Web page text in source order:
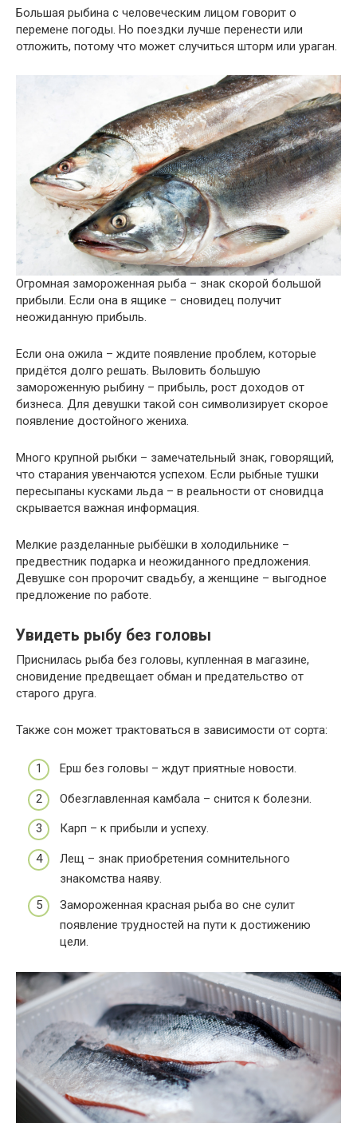
Большая рыбина с человеческим лицом говорит о
перемене погоды. Но поездки лучше перенести или
отложить, потому что может случиться шторм или ураган.
Огромная замороженная рыба – знак скорой большой
прибыли. Если она в ящике – сновидец получит
неожиданную прибыль.
Если она ожила – ждите появление проблем, которые
придётся долго решать. Выловить большую
замороженную рыбину – прибыль, рост доходов от
бизнеса. Для девушки такой сон символизирует скорое
появление достойного жениха.
Много крупной рыбки – замечательный знак, говорящий,
что старания увенчаются успехом. Если рыбные тушки
пересыпаны кусками льда – в реальности от сновидца
скрывается важная информация.
Мелкие разделанные рыбёшки в холодильнике –
предвестник подарка и неожиданного предложения.
Девушке сон пророчит свадьбу, а женщине – выгодное
предложение по работе.
Увидеть рыбу без головы
Приснилась рыба без головы, купленная в магазине,
сновидение предвещает обман и предательство от
старого друга.
Также сон может трактоваться в зависимости от сорта:
Ерш без головы – ждут приятные новости.
Обезглавленная камбала – снится к болезни.
Карп – к прибыли и успеху.
Лещ – знак приобретения сомнительного
знакомства наяву.
Замороженная красная рыба во сне сулит
появление трудностей на пути к достижению
цели.